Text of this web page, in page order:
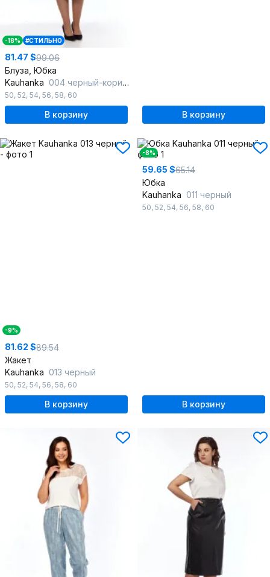
-18% #СТИЛЬНО
81.47 $99.06
Блуза, Юбка
Kauhanka 004 черный-коричневый
50, 52, 54, 56, 58, 60
В корзину В корзину
-9%
81.62 $89.54
Жакет
Kauhanka 013 черный
50, 52, 54, 56, 58, 60
В корзину
-8%
59.65 $65.14
Юбка
Kauhanka 011 черный
50, 52, 54, 56, 58, 60
В корзину